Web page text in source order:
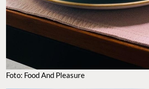
Foto: Food And Pleasure